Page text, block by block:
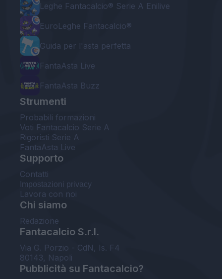
Leghe Fantacalcio® Serie A Enilive
EuroLeghe Fantacalcio®
Guida per l'asta perfetta
FantaAsta Live
FantaAsta Buzz
Strumenti
Probabili formazioni
Voti Fantacalcio Serie A
Rigoristi Serie A
FantaAsta Live
Supporto
Contatti
Impostazioni privacy
Lavora con noi
Chi siamo
Redazione
Fantacalcio S.r.l.
Via G. Porzio - CdN, Is. F4
80143, Napoli
Pubblicità su Fantacalcio?